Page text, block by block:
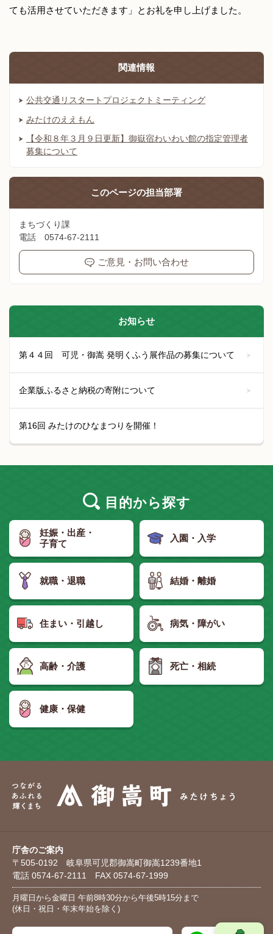
ても活用させていただきます」とお礼を申し上げました。
関連情報
公共交通リスタートプロジェクトミーティング
みたけのええもん
【令和８年３月９日更新】御嶽宿わいわい館の指定管理者
募集について
このページの担当部署
まちづくり課
電話 0574-67-2111
ご意見・お問い合わせ
お知らせ
第４４回 可児・御嵩 発明くふう展作品の募集について
企業版ふるさと納税の寄附について
第16回 みたけのひなまつりを開催！
目的から探す
妊娠・出産・
子育て
入園・入学
就職・退職 結婚・離婚
住まい・引越し 病気・障がい
高齢・介護 死亡・相続
健康・保健
庁舎のご案内
〒505-0192 岐阜県可児郡御嵩町御嵩1239番地1
電話 0574-67-2111 FAX 0574-67-1999
月曜日から金曜日 午前8時30分から午後5時15分まで
(休日・祝日・年末年始を除く)